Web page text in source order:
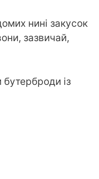
нині закусок
зазвичай,
із